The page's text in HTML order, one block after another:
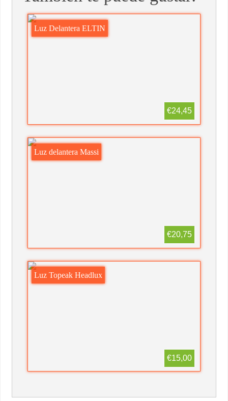
Luz Delantera ELTIN
€24,45
Luz delantera Massi
€20,75
Luz Topeak Headlux
€15,00